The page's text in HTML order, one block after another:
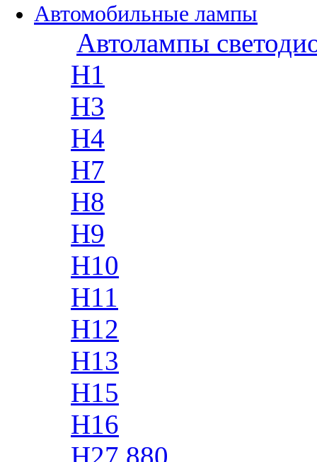
Автомобильные лампы
Автолампы
H1
H3
H4
H7
H8
H9
H10
H11
H12
H13
H15
H16
H27 880